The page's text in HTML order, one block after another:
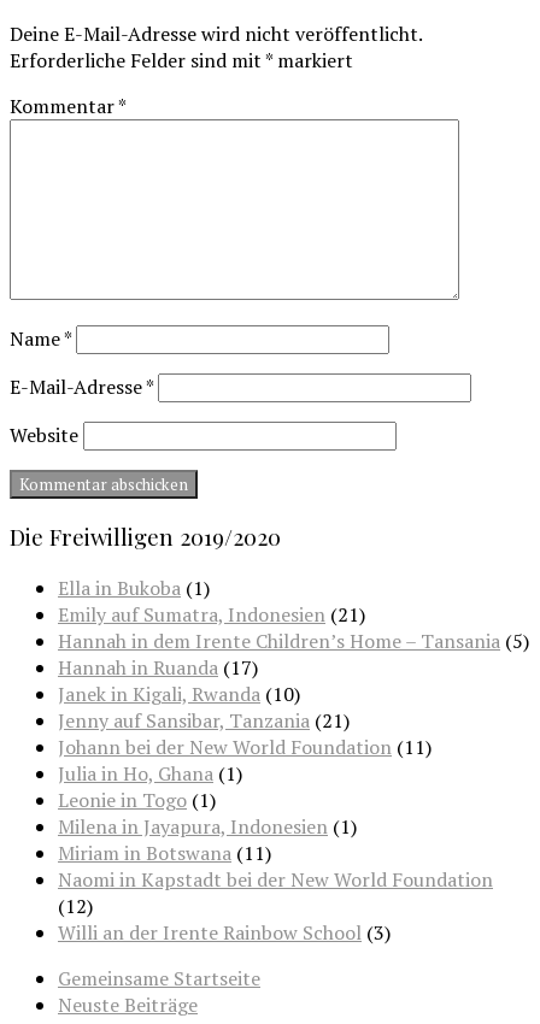
Deine E-Mail-Adresse wird nicht veröffentlicht.
Erforderliche Felder sind mit* markiert
Kommentar*
Name*
E-Mail-Adresse*
Website
Die Freiwilligen 2019/2020
Ella in Bukoba (1)
Emily auf Sumatra, Indonesien (21)
Hannah in dem Irente Children’s Home – Tansania (5)
Hannah in Ruanda (17)
Janek in Kigali, Rwanda (10)
Jenny auf Sansibar, Tanzania (21)
Johann bei der New World Foundation (11)
Julia in Ho, Ghana (1)
Leonie in Togo (1)
Milena in Jayapura, Indonesien (1)
Miriam in Botswana (11)
Naomi in Kapstadt bei der New World Foundation
(12)
Willi an der Irente Rainbow School (3)
Gemeinsame Startseite
Neuste Beiträge